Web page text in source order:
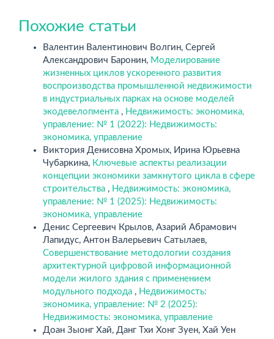
Похожие статьи
Валентин Валентинович Волгин, Сергей
Александрович Баронин, Моделирование
жизненных циклов ускоренного развития
воспроизводства промышленной недвижимости
в индустриальных парках на основе моделей
экодевелопмента , Недвижимость: экономика,
управление: № 1 (2022): Недвижимость:
экономика, управление
Виктория Денисовна Хромых, Ирина Юрьевна
Чубаркина, Ключевые аспекты реализации
концепции экономики замкнутого цикла в сфере
строительства , Недвижимость: экономика,
управление: № 1 (2025): Недвижимость:
экономика, управление
Денис Сергеевич Крылов, Азарий Абрамович
Лапидус, Антон Валерьевич Сатылаев,
Совершенствование методологии создания
архитектурной цифровой информационной
модели жилого здания с применением
модульного подхода , Недвижимость:
экономика, управление: № 2 (2025):
Недвижимость: экономика, управление
Доан Зыонг Хай, Данг Тхи Хонг Зуен, Хай Уен